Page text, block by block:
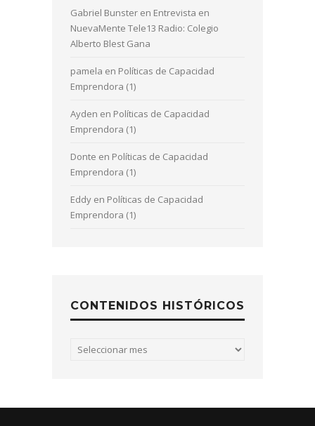
Gabriel Bunster en Entrevista en
NuevaMente Tele13 Radio: Colegio
Alberto Blest Gana
pamela en Políticas de Capacidad
Emprendora (1)
Ayden en Políticas de Capacidad
Emprendora (1)
Donte en Políticas de Capacidad
Emprendora (1)
Eddy en Políticas de Capacidad
Emprendora (1)
CONTENIDOS HISTÓRICOS
Contenidos